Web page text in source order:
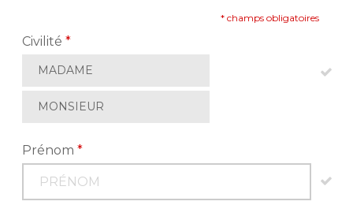
* champs obligatoires
Civilité*
MADAME
MONSIEUR
Prénom*